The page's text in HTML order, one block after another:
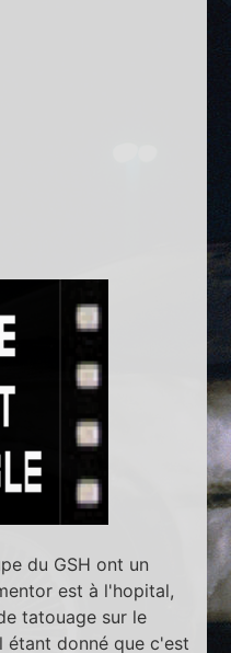
du GSH ont un
est à l'hopital,
tatouage sur le
étant donné que c'est